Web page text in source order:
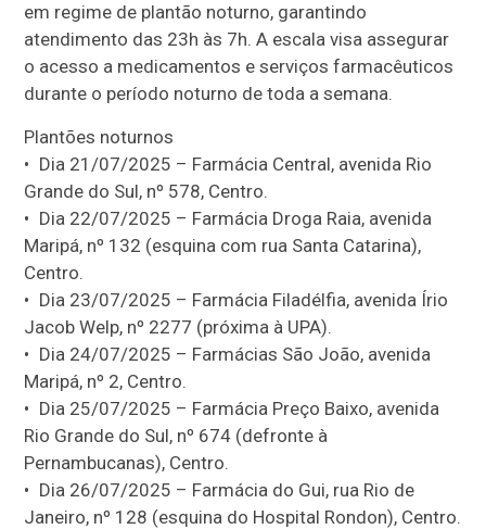
em regime de plantão noturno, garantindo
atendimento das 23h às 7h. A escala visa assegurar
o acesso a medicamentos e serviços farmacêuticos
durante o período noturno de toda a semana.
Plantões noturnos
• Dia 21/07/2025 – Farmácia Central, avenida Rio
Grande do Sul, nº 578, Centro.
• Dia 22/07/2025 – Farmácia Droga Raia, avenida
Maripá, nº 132 (esquina com rua Santa Catarina),
Centro.
• Dia 23/07/2025 – Farmácia Filadélfia, avenida Írio
Jacob Welp, nº 2277 (próxima à UPA).
• Dia 24/07/2025 – Farmácias São João, avenida
Maripá, nº 2, Centro.
• Dia 25/07/2025 – Farmácia Preço Baixo, avenida
Rio Grande do Sul, nº 674 (defronte à
Pernambucanas), Centro.
• Dia 26/07/2025 – Farmácia do Gui, rua Rio de
Janeiro, nº 128 (esquina do Hospital Rondon), Centro.